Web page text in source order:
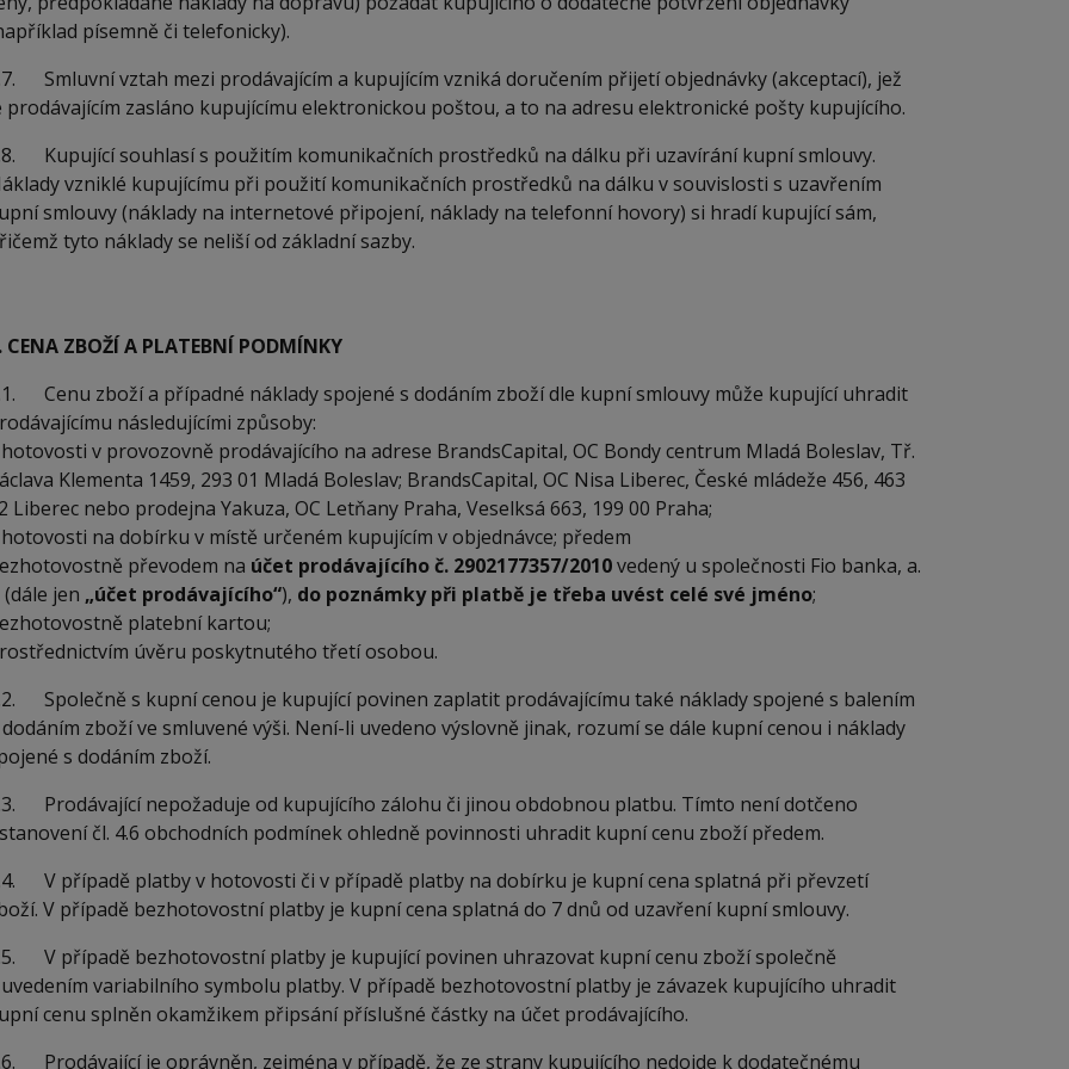
písemně či telefonicky).
Smluvní vztah mezi prodávajícím a kupujícím vzniká doručením přijetí objednávky (akceptací), jež
prodávajícím zasláno kupujícímu elektronickou poštou, a to na adresu elektronické pošty kupujícího.
Kupující souhlasí s použitím komunikačních prostředků na dálku při uzavírání kupní smlouvy.
vzniklé kupujícímu při použití komunikačních prostředků na dálku v souvislosti s uzavřením
smlouvy (náklady na internetové připojení, náklady na telefonní hovory) si hradí kupující sám,
tyto náklady se neliší od základní sazby.
CENA ZBOŽÍ A PLATEBNÍ PODMÍNKY
Cenu zboží a případné náklady spojené s dodáním zboží dle kupní smlouvy může kupující uhradit
následujícími způsoby:
v provozovně prodávajícího na adrese BrandsCapital, OC Bondy centrum Mladá Boleslav, Tř.
Klementa 1459, 293 01 Mladá Boleslav; BrandsCapital, OC Nisa Liberec, České mládeže 456, 463
Liberec nebo prodejna Yakuza, OC Letňany Praha, Veselksá 663, 199 00 Praha;
na dobírku v místě určeném kupujícím v objednávce; předem
převodem na účet prodávajícího č. 2902177357/2010vedený u společnosti Fio banka, a.
(dále jen „účet prodávajícího“), do poznámky při platbě je třeba uvést celé své jméno;
platební kartou;
úvěru poskytnutého třetí osobou.
Společně s kupní cenou je kupující povinen zaplatit prodávajícímu také náklady spojené s balením
zboží ve smluvené výši. Není-li uvedeno výslovně jinak, rozumí se dále kupní cenou i náklady
s dodáním zboží.
Prodávající nepožaduje od kupujícího zálohu či jinou obdobnou platbu. Tímto není dotčeno
čl. 4.6 obchodních podmínek ohledně povinnosti uhradit kupní cenu zboží předem.
V případě platby v hotovosti či v případě platby na dobírku je kupní cena splatná při převzetí
V případě bezhotovostní platby je kupní cena splatná do 7 dnů od uzavření kupní smlouvy.
V případě bezhotovostní platby je kupující povinen uhrazovat kupní cenu zboží společně
variabilního symbolu platby. V případě bezhotovostní platby je závazek kupujícího uhradit
cenu splněn okamžikem připsání příslušné částky na účet prodávajícího.
Prodávající je oprávněn, zejména v případě, že ze strany kupujícího nedojde k dodatečnému